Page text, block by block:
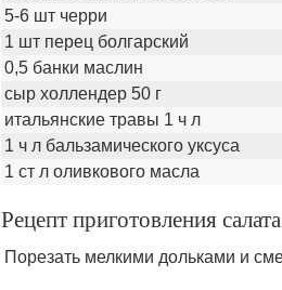
5-6 шт черри
1 шт перец болгарский
0,5 банки маслин
сыр холлендер 50 г
итальянские травы 1 ч л
1 ч л бальзамического уксуса
1 ст л оливкового масла
Рецепт приготовления
Порезать мелкими дольками и